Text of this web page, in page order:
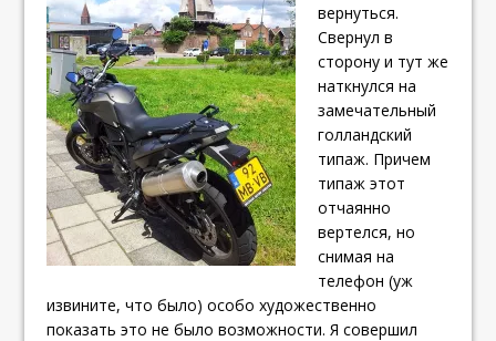
вернуться.
Свернул в
сторону и тут же
наткнулся на
замечательный
голландский
типаж. Причем
типаж этот
отчаянно
вертелся, но
снимая на
телефон (уж
извините, что было) особо художественно
показать это не было возможности. Я совершил